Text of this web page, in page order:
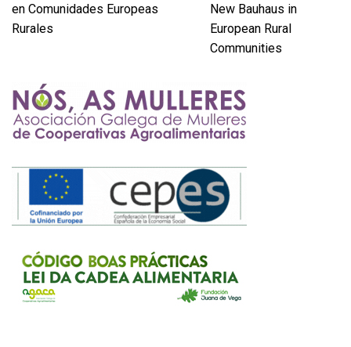
en Comunidades Europeas
Rurales
New Bauhaus in
European Rural
Communities